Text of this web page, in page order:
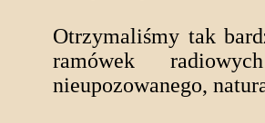
Otrzymaliśmy tak
ramówek
nieupozowanego,